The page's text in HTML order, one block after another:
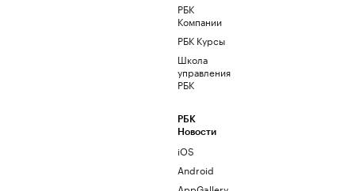
РБК
Компании
РБК Курсы
Школа
управления
РБК
РБК
Новости
iOS
Android